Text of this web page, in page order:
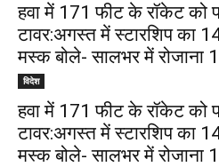
हवा में 171 फीट के रॉकेट को
टावर:अगस्त में स्टारशिप का
मस्क बोले- सालभर में रोजाना
विदेश
हवा में 171 फीट के रॉकेट को
टावर:अगस्त में स्टारशिप का
मस्क बोले- सालभर में रोजाना